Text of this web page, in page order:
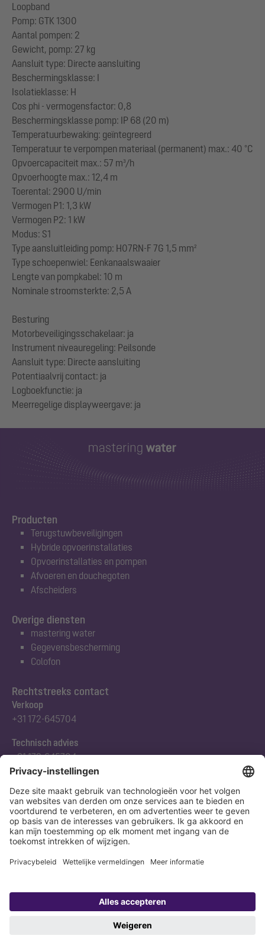
Loopband
Pomp: GTK 1300
Aantal pompen: 2
Gewicht, pomp: 27 kg
Aansluit type: Directe aansluiting
Beschermingsklasse: I
Isolatieklasse: H
Cos phi - vermogensfactor: 0,8
Beschermingsklasse pomp: IP 68 (20 m)
Temperatuurbewaking: geïntegreerd
Temperatuur te verpompen materiaal (permanent) max.: 40 °C
Opvoercapaciteit max.: 57 m³/h
Opvoerhoogte max.: 12,4 m
Toerental: 2900 U/min
Vermogen P1: 1,3 kW
Vermogen P2: 1 kW
Modus: S1
Type aansluitleiding pomp: H07RN-F 7G 1,5 mm²
Type schoepenwiel: Eenkanaalswaaier
Lengte van pompkabel: 10 m
Nominale stroomsterkte: 2,5 A
Besturing
Motorbeveiligingsschakelaar: ja
Instrument niveauregeling: Peilsonde
Aansluit type: Directe aansluiting
Potentiaalvrij contact: ja
Logboekfunctie: ja
Producten
Terugstuwbeveiligingen
Hybride opvoerinstallaties
Opvoerinstallaties en pompen
Afvoeren en douchegoten
Afscheiders
Rechtstreeks contact
Verkoop
+31 172-645704
Technisch advies
+31 172-645704
Abonneert u zich op onze nieuwsbrief
Nu aanmelden
Overige diensten
mastering water
Gegevensbescherming
Colofon
Copyright 1998-2026 KESSEL SE + Co. KG, Bahnhofstraße 31, 85101 Lenting,
Verklaring Colofon